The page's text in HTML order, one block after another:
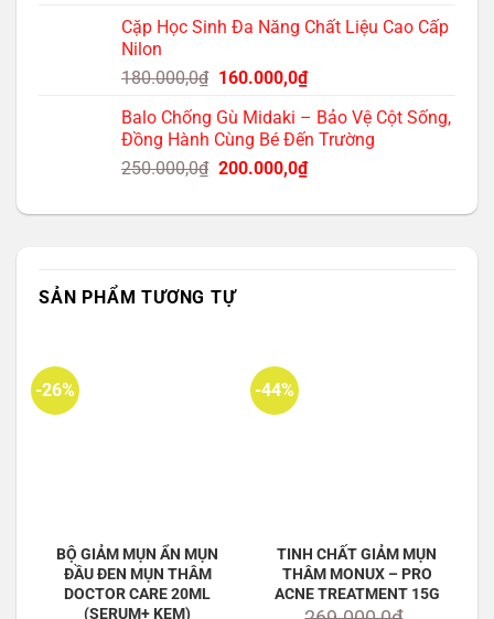
là:
tại
160.000,0₫.
Cặp Học Sinh Đa Năng Chất Liệu Cao Cấp
Nilon
180.000,0₫ Giá
là:
180.000,0₫.
160.000,0₫Giá
tại
là:
160.000,0₫.
Balo Chống Gù Midaki – Bảo Vệ Cột Sống,
Đồng Hành Cùng Bé Đến Trường
250.000,0₫ Giá
là:
200.000,0₫Giá
tại
SẢN PHẨM TƯƠNG TỰ
-26%
BỘ GIẢM MỤN ẨN MỤN
ĐẦU ĐEN MỤN THÂM
DOCTOR CARE 20ML
(SERUM+ KEM)
-44%
TINH CHẤT GIẢM MỤN
THÂM MONUX – PRO
ACNE TREATMENT 15G